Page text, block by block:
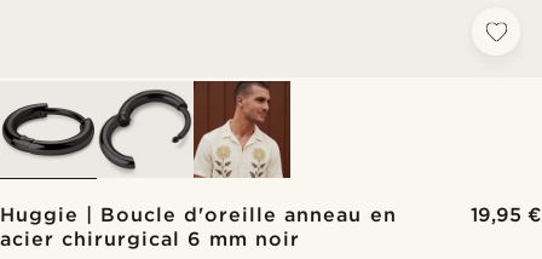
Huggie | Boucle d'oreille anneau en
acier chirurgical 6 mm noir
19,95 €